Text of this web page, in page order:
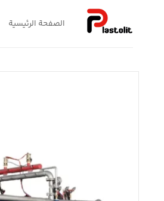
الصفحة الرئيسية